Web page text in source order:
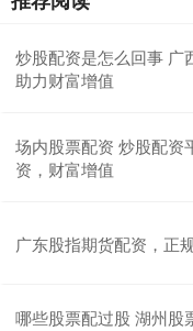
炒股配资是怎么回事 广
助力财富增值
场内股票配资 炒股配资
资，财富增值
广东股指期货配资，正
哪些股票配过股 湖州股